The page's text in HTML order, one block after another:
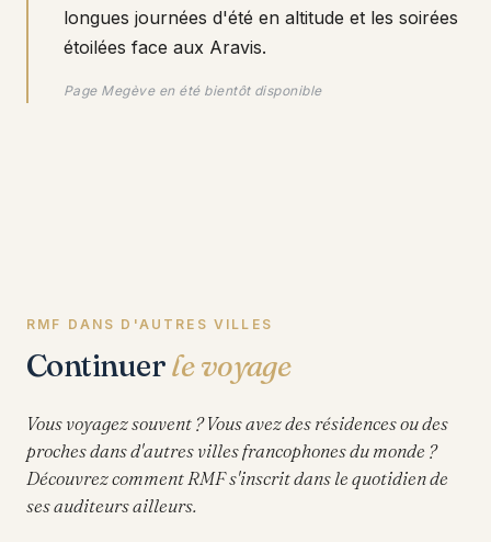
longues journées d'été en altitude et les soirées
étoilées face aux Aravis.
Page Megève en été bientôt disponible
RMF DANS D'AUTRES VILLES
Continuerle voyage
Vous voyagez souvent ? Vous avez des résidences ou des
proches dans d'autres villes francophones du monde ?
Découvrez comment RMF s'inscrit dans le quotidien de
ses auditeurs ailleurs.